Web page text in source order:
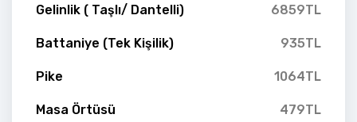
Gelinlik ( Taşlı/ Dantelli) 6859TL
Battaniye (Tek Kişilik) 935TL
Pike 1064TL
Masa Örtüsü 479TL